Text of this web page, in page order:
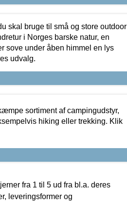
skal bruge til små og store outdoor
i Norges barske natur, en
sove under åben himmel en lys
udvalg.
sortiment af campingudstyr,
hiking eller trekking. Klik
fra 1 til 5 ud fra bl.a. deres
leveringsformer og